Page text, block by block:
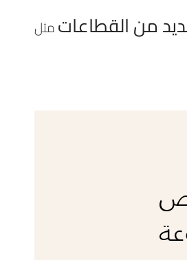
من القطاعات